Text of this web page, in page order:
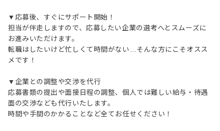
▼応募後、すぐにサポート開始！
担当が伴走しますので、応募したい企業の選考へとスムーズに
お進みいただけます。
転職はしたいけど忙しくて時間がない…そんな方にこそオスス
メです！
▼企業との調整や交渉を代行
応募書類の提出や面接日程の調整、個人では難しい給与・待遇
面の交渉なども代行いたします。
時間や手間のかかることなど全てお任せください！